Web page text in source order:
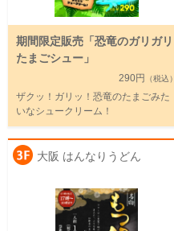
期間限定販売「恐竜のガリガリ
たまごシュー」
290円 （税込）
ザクッ！ガリッ！恐竜のたまごみた
いなシュークリーム！
大阪 はんなりうどん